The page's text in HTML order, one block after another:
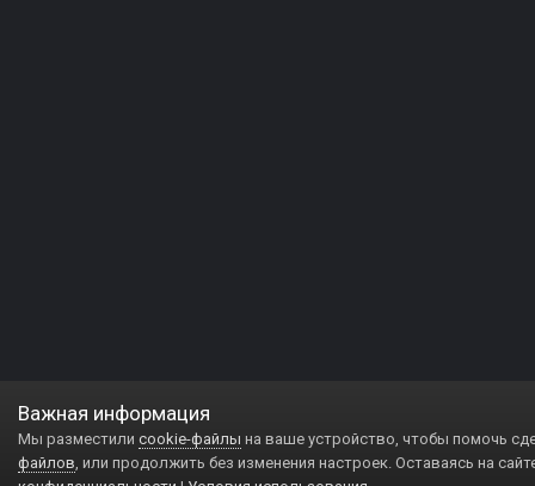
Важная информация
Мы разместили cookie-файлы на ваше устройство, чтобы помочь
файлов, или продолжить без изменения настроек. Оставаясь на